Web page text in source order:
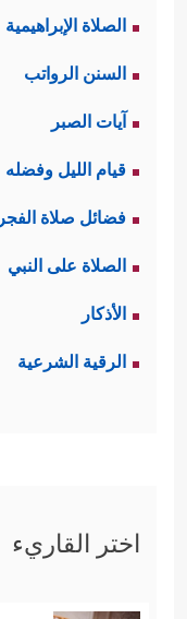
الصلاة الإبراهيمية
السنن الرواتب
آيات الصبر
قيام الليل وفضله
فضائل صلاة الفجر
الصلاة على النبي
الأذكار
الرقية الشرعية
اختر القاريء